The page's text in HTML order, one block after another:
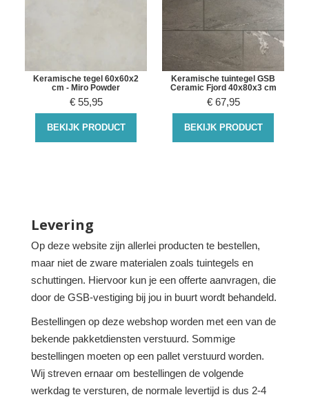
Keramische tegel 60x60x2
cm - Miro Powder
€ 55,95
BEKIJK PRODUCT
Keramische tuintegel GSB
Ceramic Fjord 40x80x3 cm
€ 67,95
BEKIJK PRODUCT
Levering
Op deze website zijn allerlei producten te bestellen,
maar niet de zware materialen zoals tuintegels en
schuttingen. Hiervoor kun je een offerte aanvragen, die
door de GSB-vestiging bij jou in buurt wordt behandeld.
Bestellingen op deze webshop worden met een van de
bekende pakketdiensten verstuurd. Sommige
bestellingen moeten op een pallet verstuurd worden.
Wij streven ernaar om bestellingen de volgende
werkdag te versturen, de normale levertijd is dus 2-4